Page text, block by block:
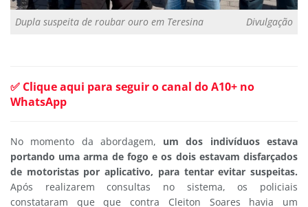
Dupla suspeita de roubar ouro em Teresina Divulgação
✅ Clique aqui para seguir o canal do A10+ no
WhatsApp
No momento da abordagem, um dos indivíduos estava
portando uma arma de fogo e os dois estavam disfarçados
de motoristas por aplicativo, para tentar evitar suspeitas.
Após realizarem consultas no sistema, os policiais
constataram que que contra Cleiton Soares havia um